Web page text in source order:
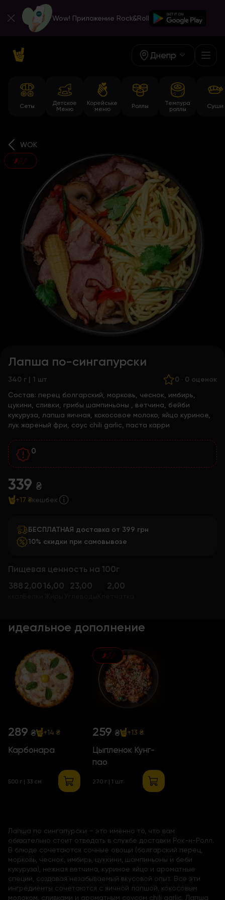
Wow! Приложение Rock&Roll
Днепр
Сеты
Детское
Меню
Корейське
меню
Роллы
Темпура
роллы
Суши
WOK
Лапша по-сингапурски
340 г | 1 шт 0 · 0 оценок
Состав: перец болгарский, морковь, чеснок, имбирь,
цукини, сливки, грибы шампиньоны , ветчина, бейби
кукуруза, лапша яичная, кокосовое молоко, яйцо куриное,
лук жареный фри, соус chili garlic, паста карри
0
339 ₴
+17 ₴кешбек
БЕСПЛАТНАЯ доставка от 399 грн
10% скидки при самовывозе
Пищевая ценность на 100г
388 2,0016,00 23,00 2,00
идеальное дополнение
289 ₴ +14 ₴
Карбонара
500 г | 33 см
259 ₴ +13 ₴
Цыпленок Кунг-
пао
270 г | 1 шт
Лапша по сингапурски – это именно то, что вам
обязательно стоит отведать в службе доставки Рок-н-Ролл.
В блюде сочетаются сочные овощи (болгарский перец,
морковь, чеснок, имбирь, цуккини, шампиньоны и беби
кукуруза), нежная ветчина, куриное яйцо и ароматные
специи, создавая незабываемый вкусовой опыт. Все эти
ингредиенты сочетаются с яичной лапшой, кокосовым
молоком, сливками и ароматным соусом chili garlic. Лапша